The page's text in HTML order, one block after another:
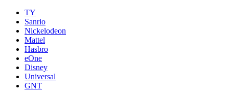
TY
Sanrio
Nickelodeon
Mattel
Hasbro
eOne
Disney
Universal
GNT